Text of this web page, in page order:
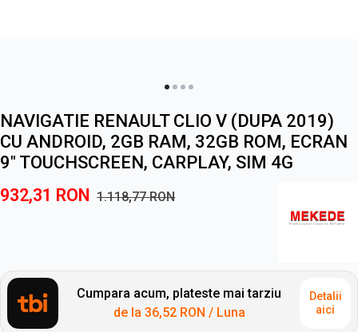
NAVIGATIE RENAULT CLIO V (DUPA 2019)
CU ANDROID, 2GB RAM, 32GB ROM, ECRAN
9" TOUCHSCREEN, CARPLAY, SIM 4G
932,31 RON 1.118,77RON
Cumpara acum, plateste mai tarziu
de la 36,52 RON / Luna
Detalii
aici